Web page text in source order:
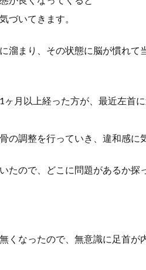
づいてきます。
溜まり、その状態に脳が慣れて
月以上経った方が、最近左首
の調整を行っていき、違和感に
たので、どこに問題があるか探
くなったので、無意識に足首が